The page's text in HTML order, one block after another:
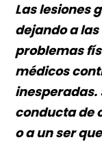
Las lesiones
dejando a
problemas
médicos
inesperadas.
conducta de
o a un ser